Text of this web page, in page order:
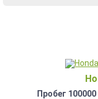
Пробег